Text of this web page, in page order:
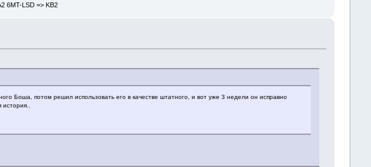
6MT-LSD => KB2
Боша, потом решил использовать его в качестве штатного, и вот уже 3 недели он исправно